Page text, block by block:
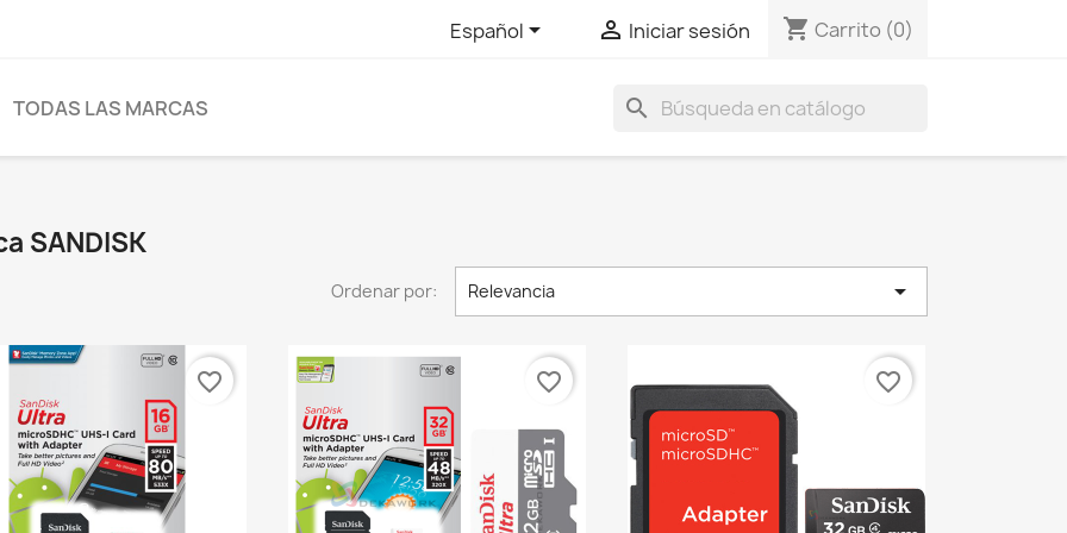
Español  Iniciar sesión shopping_cart Carrito (0)
TODAS LAS MARCAS search
SANDISK
Ordenar por: Relevancia 
favorite_border favorite_border favorite_border